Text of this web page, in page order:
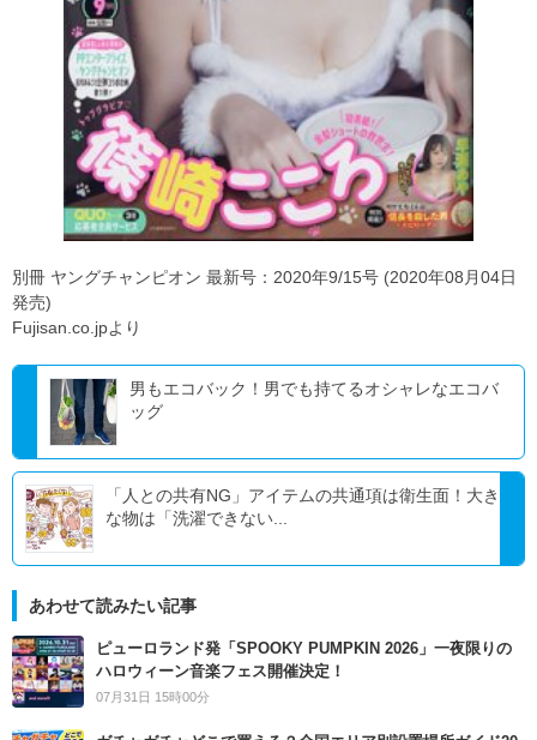
別冊 ヤングチャンピオン 最新号：2020年9/15号 (2020年08月04日
発売)
Fujisan.co.jpより
男もエコバック！男でも持てるオシャレなエコバ
ッグ
「人との共有NG」アイテムの共通項は衛生面！大き
な物は「洗濯できない...
あわせて読みたい記事
ピューロランド発「SPOOKY PUMPKIN 2026」一夜限りの
ハロウィーン音楽フェス開催決定！
07月31日 15時00分